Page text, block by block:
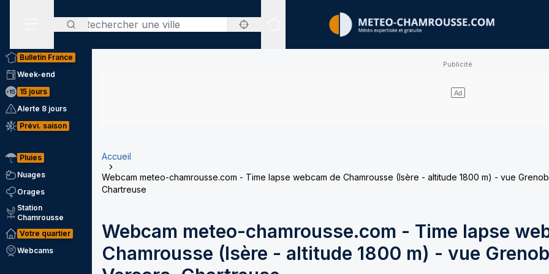
Rechercher
Sites expertisés
Bulletin France
Week-end
15 jours
Alerte 8 jours
Prévi. saison
Pluies
Nuages
Orages
Station
Chamrousse
Votre quartier
Webcams
Accueil
Webcam meteo-chamrousse.com - Time lapse webcam de Chamrousse (Isère - altitude 1800 m) - vue
Chartreuse
Webcam meteo-chamrousse.com - Time lapse
Chamrousse (Isère - altitude 1800 m) - vue